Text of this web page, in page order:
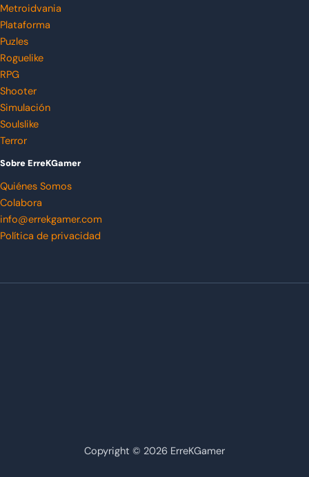
Metroidvania
Plataforma
Puzles
Roguelike
RPG
Shooter
Simulación
Soulslike
Terror
Sobre ErreKGamer
Quiénes Somos
Colabora
info@errekgamer.com
Política de privacidad
Copyright © 2026 ErreKGamer